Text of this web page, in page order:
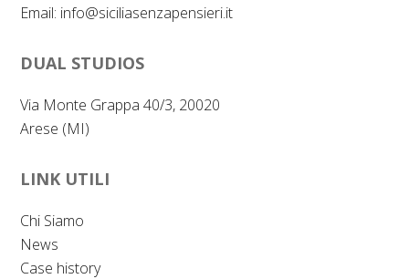
Email: info@siciliasenzapensieri.it
DUAL STUDIOS
Via Monte Grappa 40/3, 20020
Arese (MI)
LINK UTILI
Chi Siamo
News
Case history